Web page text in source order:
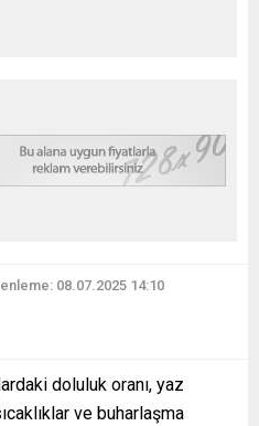
08.07.2025 14:10
doluluk oranı, yaz
ve buharlaşma